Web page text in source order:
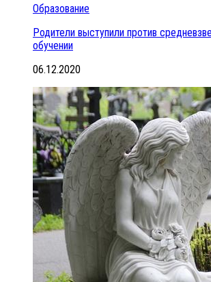
Образование
Родители выступили против
обучении
06.12.2020